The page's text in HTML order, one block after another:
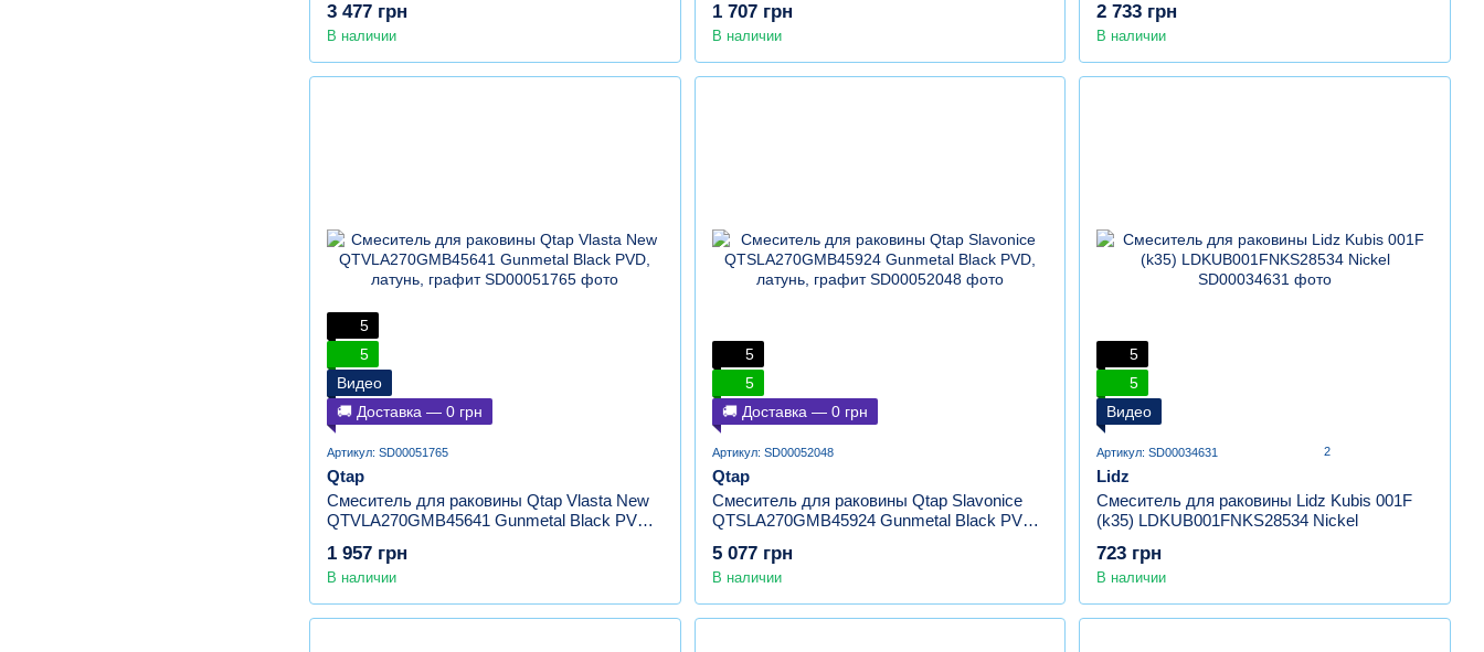
3 477 грн
В наличии
1 707 грн
В наличии
2 733 грн
В наличии
5
5
Видео
🚚 Доставка — 0 грн
Артикул: SD00051765
Qtap
Смеситель для раковины Qtap Vlasta New
QTVLA270GMB45641 Gunmetal Black PVD,
1 957 грн
В наличии
5
5
🚚 Доставка — 0 грн
Артикул: SD00052048
Qtap
Смеситель для раковины Qtap Slavonice
QTSLA270GMB45924 Gunmetal Black PVD,
5 077 грн
В наличии
5
5
Видео
Артикул: SD00034631 2
Lidz
Смеситель для раковины Lidz Kubis 001F
(k35) LDKUB001FNKS28534 Nickel
723 грн
В наличии